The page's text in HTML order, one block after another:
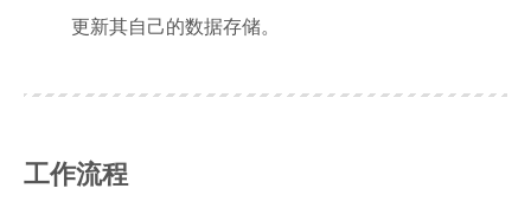
更新其自己的数据存储。
工作流程